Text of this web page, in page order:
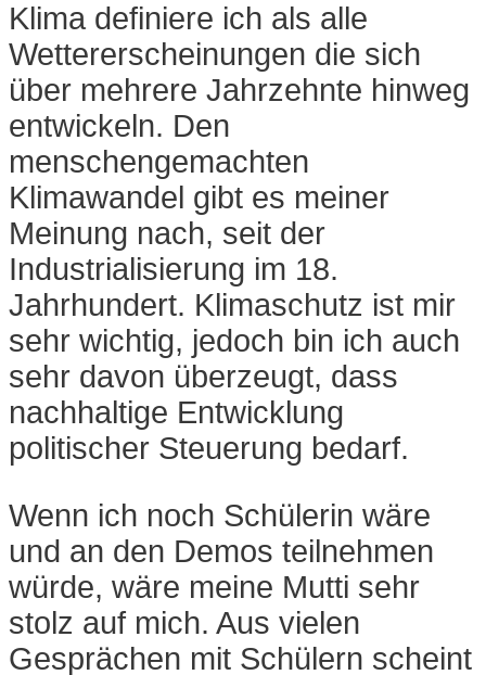
Klima definiere ich als alle
Wettererscheinungen die sich
über mehrere Jahrzehnte hinweg
entwickeln. Den
menschengemachten
Klimawandel gibt es meiner
Meinung nach, seit der
Industrialisierung im 18.
Jahrhundert. Klimaschutz ist mir
sehr wichtig, jedoch bin ich auch
sehr davon überzeugt, dass
nachhaltige Entwicklung
politischer Steuerung bedarf.
Wenn ich noch Schülerin wäre
und an den Demos teilnehmen
würde, wäre meine Mutti sehr
stolz auf mich. Aus vielen
Gesprächen mit Schülern scheint